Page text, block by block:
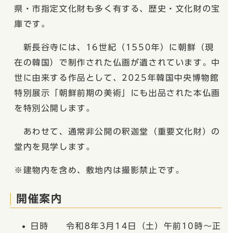
県・市指定文化財も多く有する、歴史・文化財の宝
庫です。
新長谷寺には、16世紀（1550年）に朝鮮（現
在の韓国）で制作された仏画が遺されています。中
世に由来する作品として、2025年韓国中央博物館
特別展示「朝鮮前期の美術」にも出品された本仏画
を特別公開します。
あわせて、通常非公開の釈迦堂（重要文化財）の
堂内を見学します。
※建物内を含め、敷地内は撮影禁止です。
開催案内
日時 令和8年3月14日（土）午前10時～正